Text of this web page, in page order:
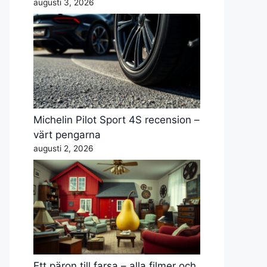
augusti 3, 2026
Michelin Pilot Sport 4S recension –
värt pengarna
augusti 2, 2026